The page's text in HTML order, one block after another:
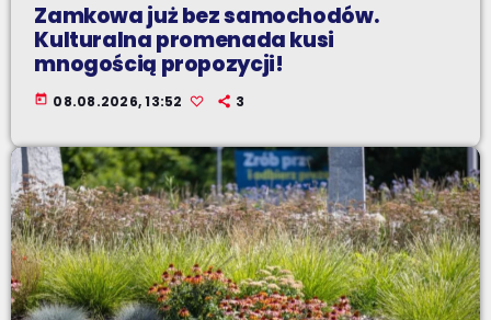
Zamkowa już bez samochodów.
Kulturalna promenada kusi
mnogością propozycji!
today 08.08.2026, 13:52 3